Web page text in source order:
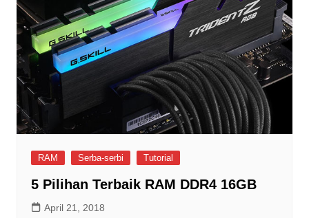
RAM Serba-serbi Tutorial
5 Pilihan Terbaik RAM DDR4 16GB
April 21, 2018